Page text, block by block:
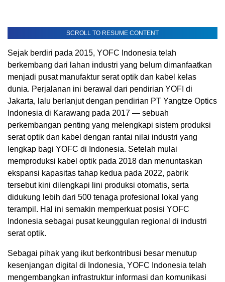
SCROLL TO RESUME CONTENT
Sejak berdiri pada 2015, YOFC Indonesia telah
berkembang dari lahan industri yang belum dimanfaatkan
menjadi pusat manufaktur serat optik dan kabel kelas
dunia. Perjalanan ini berawal dari pendirian YOFI di
Jakarta, lalu berlanjut dengan pendirian PT Yangtze Optics
Indonesia di Karawang pada 2017 — sebuah
perkembangan penting yang melengkapi sistem produksi
serat optik dan kabel dengan rantai nilai industri yang
lengkap bagi YOFC di Indonesia. Setelah mulai
memproduksi kabel optik pada 2018 dan menuntaskan
ekspansi kapasitas tahap kedua pada 2022, pabrik
tersebut kini dilengkapi lini produksi otomatis, serta
didukung lebih dari 500 tenaga profesional lokal yang
terampil. Hal ini semakin memperkuat posisi YOFC
Indonesia sebagai pusat keunggulan regional di industri
serat optik.
Sebagai pihak yang ikut berkontribusi besar menutup
kesenjangan digital di Indonesia, YOFC Indonesia telah
mengembangkan infrastruktur informasi dan komunikasi